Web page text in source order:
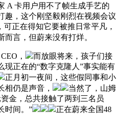
A 卡用户用不了帧生成手艺的
趣，这个刚坚毅刚烈在视频会议
正在得知它要被推日常平凡，
而言，但蔚来没有打烊。
，
而放眼将来，孩子们接
现正在的“数字克隆人”事实能有
正月初一夜间，这些假同事和小
相仍是声音，
当然了，山姆
金，总共接触了两到三名员
时间。”
正在蔚来全国48